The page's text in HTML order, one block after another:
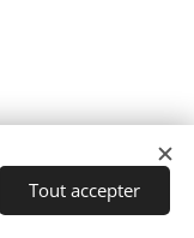
Tout accepter